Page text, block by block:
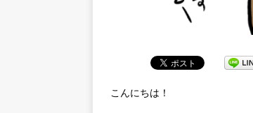
こんにちは！